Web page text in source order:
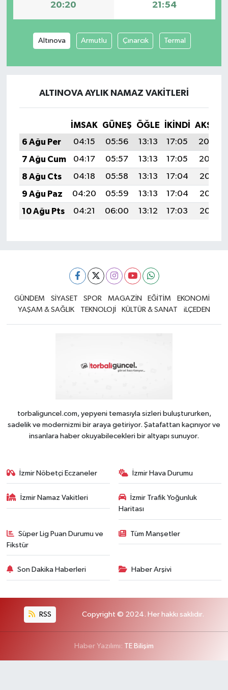
20:20 21:54
Altınova Armutlu Çınarcık Termal
ALTINOVA AYLIK NAMAZ VAKITLERI
İMSAK GÜNEŞ ÖĞLE İKINDI
AKŞAM
6 Ağu Per
04:15 05:56 13:13 17:05
20:20
7 Ağu Cum
04:17 05:57 13:13 17:05
20:19
8 Ağu Cts
04:18 05:58 13:13 17:04
20:17
9 Ağu Paz
04:20 05:59 13:13 17:04
20:16
10 Ağu Pts
04:21 06:00 13:12 17:03 20:15
GÜNDEM SİYASET SPOR MAGAZİN EĞİTİM
EKONOMİ
YAŞAM & SAĞLIK
TEKNOLOJİ KÜLTÜR & SANAT iLÇEDEN
torbaliguncel.com, yepyeni temasıyla sizleri buluştururken,
sadelik ve modernizmi bir araya getiriyor. Şatafattan kaçınıyor ve
insanlara haber okuyabilecekleri bir altyapı sunuyor.
İzmir Nöbetçi Eczaneler İzmir Hava Durumu
İzmir Namaz Vakitleri
İzmir Trafik Yoğunluk
Haritası
Süper Lig Puan Durumu ve
Fikstür
Tüm Manşetler
Son Dakika Haberleri Haber Arşivi
RSS Copyright © 2024. Her hakkı saklıdır.
Haber Yazılımı: TE Bilişim